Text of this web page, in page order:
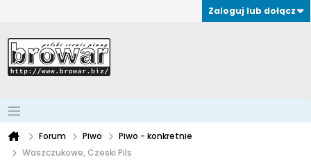
Zaloguj lub dołącz
Forum Piwo
Piwo - konkretnie
Waszczukowe, Czeski Pils